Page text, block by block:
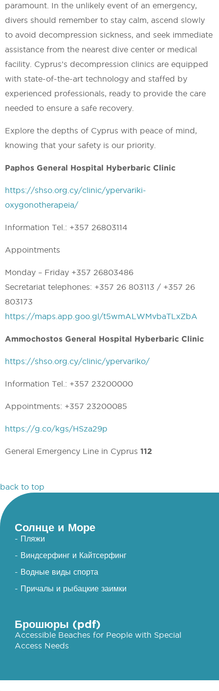
paramount. In the unlikely event of an emergency,
divers should remember to stay calm, ascend slowly
to avoid decompression sickness, and seek immediate
assistance from the nearest dive center or medical
facility. Cyprus’s decompression clinics are equipped
with state-of-the-art technology and staffed by
experienced professionals, ready to provide the care
needed to ensure a safe recovery.
Explore the depths of Cyprus with peace of mind,
knowing that your safety is our priority.
Paphos General Hospital Hyberbaric Clinic
https://shso.org.cy/clinic/ypervariki-
oxygonotherapeia/
Information Tel.: +357 26803114
Appointments
Monday – Friday +357 26803486
Secretariat telephones: +357 26 803113 / +357 26
803173
https://maps.app.goo.gl/t5wmALWMvbaTLxZbA
Ammochostos General Hospital Hyberbaric Clinic
https://shso.org.cy/clinic/ypervariko/
Information Tel.: +357 23200000
Appointments: +357 23200085
https://g.co/kgs/HSza29p
General Emergency Line in Cyprus 112
back to top
Солнце и Море
- Пляжи
- Виндсерфинг и Кайтсерфинг
- Водные виды спорта
- Причалы и рыбацкие заимки
Брошюры (pdf)
Accessible Beaches for People with Special
Access Needs